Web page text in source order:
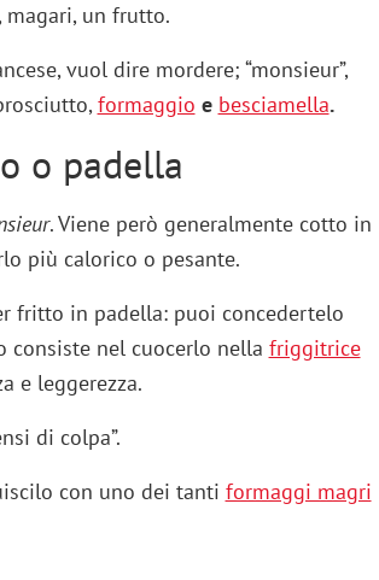
magari, un frutto.
vuol dire mordere; “monsieur”,
formaggio e besciamella.
o padella
. Viene però generalmente cotto in
più calorico o pesante.
fritto in padella: puoi concedertelo
consiste nel cuocerlo nella friggitrice
e leggerezza.
di colpa”.
con uno dei tanti formaggi magri